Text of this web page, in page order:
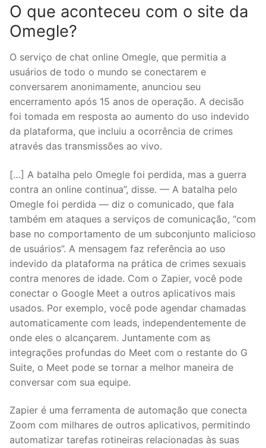
O que aconteceu com o site da
Omegle?
O serviço de chat online Omegle, que permitia a
usuários de todo o mundo se conectarem e
conversarem anonimamente, anunciou seu
encerramento após 15 anos de operação. A decisão
foi tomada em resposta ao aumento do uso indevido
da plataforma, que incluiu a ocorrência de crimes
através das transmissões ao vivo.
[…] A batalha pelo Omegle foi perdida, mas a guerra
contra an online continua”, disse. — A batalha pelo
Omegle foi perdida — diz o comunicado, que fala
também em ataques a serviços de comunicação, “com
base no comportamento de um subconjunto malicioso
de usuários”. A mensagem faz referência ao uso
indevido da plataforma na prática de crimes sexuais
contra menores de idade. Com o Zapier, você pode
conectar o Google Meet a outros aplicativos mais
usados. Por exemplo, você pode agendar chamadas
automaticamente com leads, independentemente de
onde eles o alcançarem. Juntamente com as
integrações profundas do Meet com o restante do G
Suite, o Meet pode se tornar a melhor maneira de
conversar com sua equipe.
Zapier é uma ferramenta de automação que conecta
Zoom com milhares de outros aplicativos, permitindo
automatizar tarefas rotineiras relacionadas às suas